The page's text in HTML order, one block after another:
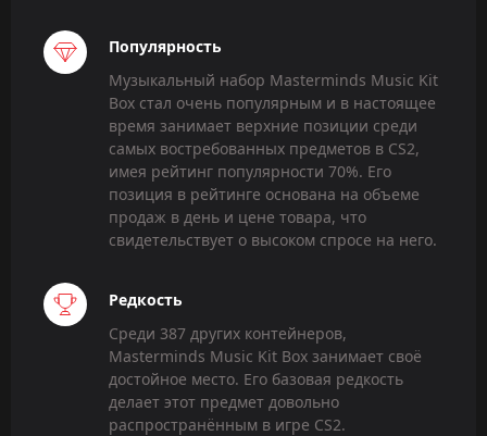
Популярность
Музыкальный набор Masterminds Music Kit
Box стал очень популярным и в настоящее
время занимает верхние позиции среди
самых востребованных предметов в CS2,
имея рейтинг популярности 70%. Его
позиция в рейтинге основана на объеме
продаж в день и цене товара, что
свидетельствует о высоком спросе на него.
Редкость
Среди 387 других контейнеров,
Masterminds Music Kit Box занимает своё
достойное место. Его базовая редкость
делает этот предмет довольно
распространённым в игре CS2.